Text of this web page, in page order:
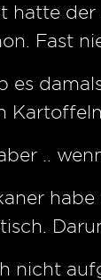
hatte der
Fast
es
..
nicht